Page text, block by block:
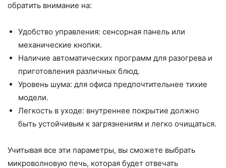
обратить внимание на:
Удобство управления: сенсорная панель или
механические кнопки.
Наличие автоматических программ для разогрева и
приготовления различных блюд.
Уровень шума: для офиса предпочтительнее тихие
модели.
Легкость в уходе: внутреннее покрытие должно
быть устойчивым к загрязнениям и легко очищаться.
Учитывая все эти параметры, вы сможете выбрать
микроволновую печь, которая будет отвечать